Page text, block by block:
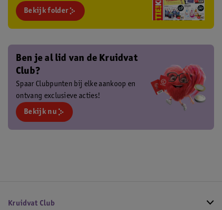
Bekijk folder
Ben je al lid van de Kruidvat
Club?
Spaar Clubpunten bij elke aankoop en
ontvang exclusieve acties!
Bekijk nu
Kruidvat Club